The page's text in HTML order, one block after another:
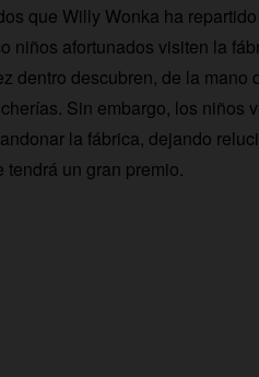
que Willy Wonka ha
niños afortunados visiten la
dentro descubren, de la mano
Sin embargo, los niños
la fábrica, dejando
un gran premio.